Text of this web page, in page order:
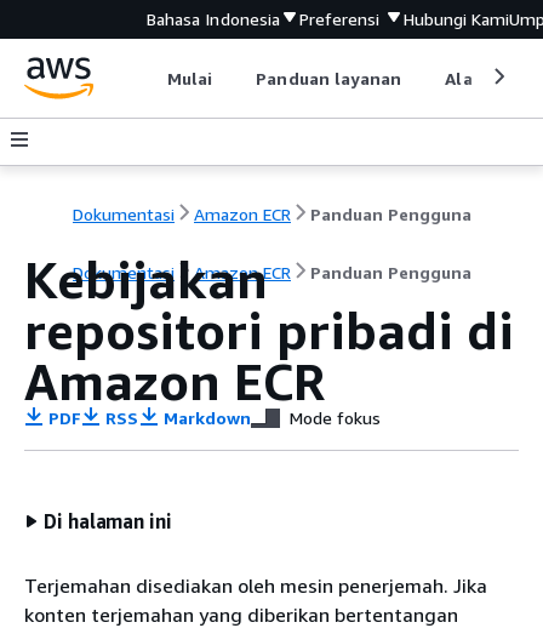
Bahasa Indonesia Preferensi Hubungi Kami
Mulai Panduan layanan Alat
Dokumentasi Amazon ECR Panduan Pengguna
Dokumentasi Amazon ECR Panduan Pengguna
Kebijakan
repositori pribadi di
Amazon ECR
PDF RSS Markdown Mode fokus
Di halaman ini
Terjemahan disediakan oleh mesin penerjemah. Jika
konten terjemahan yang diberikan bertentangan